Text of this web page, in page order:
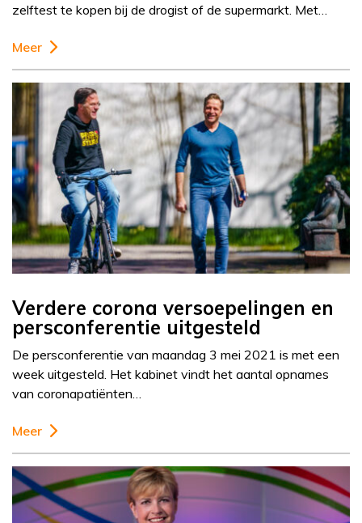
zelftest te kopen bij de drogist of de supermarkt. Met…
Meer
Verdere corona versoepelingen en
persconferentie uitgesteld
De persconferentie van maandag 3 mei 2021 is met een
week uitgesteld. Het kabinet vindt het aantal opnames
van coronapatiënten…
Meer